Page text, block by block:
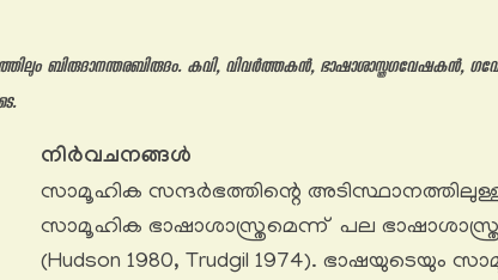
ബിരുദാനന്തരബിരുദം. കവി, വിവർത്തകൻ, ഭാഷാശാസ്ത്രഗവേഷകൻ,
നിർവചനങ്ങൾ
സാമൂഹിക സന്ദർഭത്തിന്റെ
സാമൂഹിക ഭാഷാശാസ്ത്രമെന്ന് പല
(Hudson 1980, Trudgil 1974). ഭാഷയുടെയും